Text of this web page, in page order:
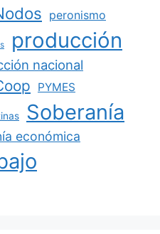
peronismo
producción
nacional
PYMES
Soberanía
económica